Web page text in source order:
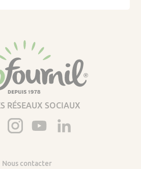
RÉSEAUX SOCIAUX
Nous contacter